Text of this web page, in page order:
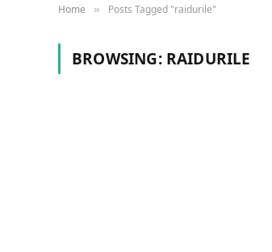
Home » Posts Tagged "raidurile"
BROWSING: RAIDURILE